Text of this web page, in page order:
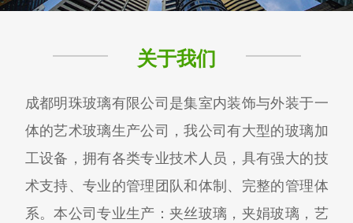
关于我们
成都明珠玻璃有限公司是集室内装饰与外装于一
体的艺术玻璃生产公司，我公司有大型的玻璃加
工设备，拥有各类专业技术人员，具有强大的技
术支持、专业的管理团队和体制、完整的管理体
系。本公司专业生产：夹丝玻璃，夹娟玻璃，艺